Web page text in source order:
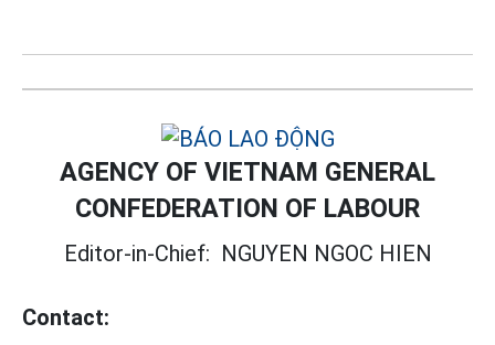
AGENCY OF VIETNAM GENERAL
CONFEDERATION OF LABOUR
Editor-in-Chief: NGUYEN NGOC HIEN
Contact: